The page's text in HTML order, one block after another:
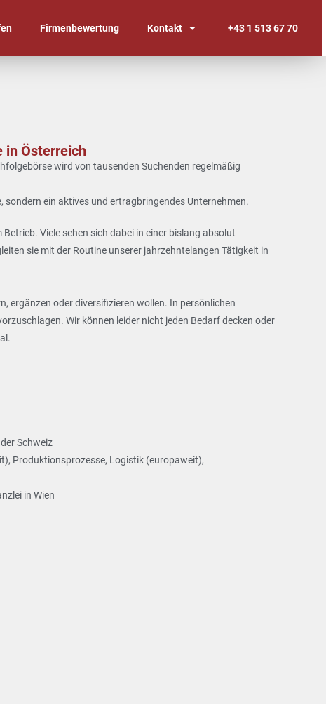
Firmenbewertung Kontakt +43 1 513 67 70
in Österreich
wird von tausenden Suchenden regelmäßig
ein aktives und ertragbringendes Unternehmen.
Viele sehen sich dabei in einer bislang absolut
sie mit der Routine unserer jahrzehntelangen Tätigkeit in
ergänzen oder diversifizieren wollen. In persönlichen
Wir können leider nicht jeden Bedarf decken oder
Schweiz
Produktionsprozesse, Logistik (europaweit),
in Wien